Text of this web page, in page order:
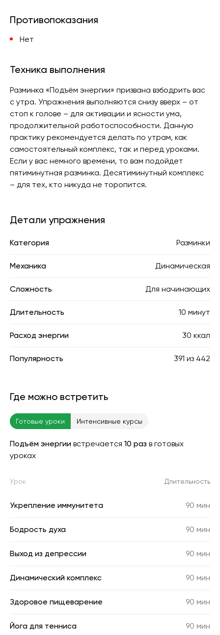
Противопоказания
Нет
Техника выполнения
Разминка «Подъём энергии» призвана взбодрить вас
с утра. Упражнения выполняются снизу вверх – от
стоп к голове – для активации и ясности ума,
продолжительной работоспособности. Данную
практику рекомендуется делать по утрам, как
самостоятельный комплекс, так и перед уроками.
Если у вас немного времени, то вам подойдет
пятиминутная разминка. Десятиминутный комплекс
– для тех, кто никуда не торопится.
Детали упражнения
Категория Разминки
Механика Динамическая
Сложность Для начинающих
Длительность 10 минут
Расход энергии 30 ккал
Популярность 391 из 442
Где можно встретить
Готовые уроки Интенсивные курсы
Подъём энергии встречается 10 раз в готовых
уроках
Урок Длительность
Укрепление иммунитета 90 мин
Бодрость духа 90 мин
Выход из депрессии 90 мин
Динамический комплекс 90 мин
Здоровое пищеварение 90 мин
Йога для тенниса 90 мин